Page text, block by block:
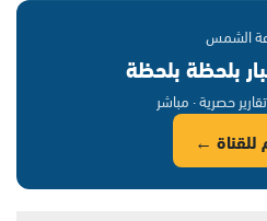
الشمس
بلحظة بلحظة
حصرية · مباشر
للقناة ←